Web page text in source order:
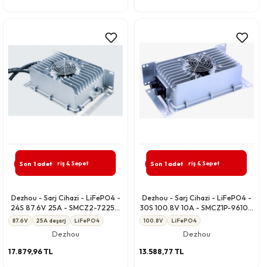
Son 1 adetGiriş & Sepet
Dezhou - Sarj Cihazi - LiFePO4 -
24S 87.6V 25A - SMCZ2-7225A
CCCV IP67
87.6V 25A deşarj LiFePO4
Dezhou
17.879,96 TL
Son 1 adetGiriş & Sepet
Dezhou - Sarj Cihazi - LiFePO4 -
30S 100.8V 10A - SMCZ1P-9610A
CCCV IP67
100.8V LiFePO4
Dezhou
13.588,77 TL